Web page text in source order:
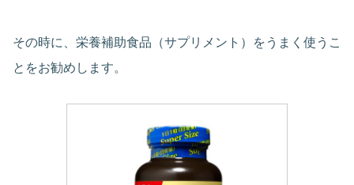
その時に、栄養補助食品（サプリメント）をうまく使うこ
とをお勧めします。